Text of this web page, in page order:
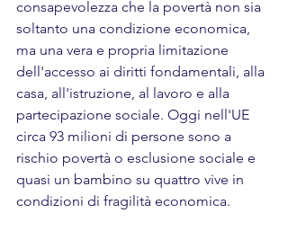
consapevolezza che la povertà non sia
soltanto una condizione economica,
ma una vera e propria limitazione
dell'accesso ai diritti fondamentali, alla
casa, all'istruzione, al lavoro e alla
partecipazione sociale. Oggi nell'UE
circa 93 milioni di persone sono a
rischio povertà o esclusione sociale e
quasi un bambino su quattro vive in
condizioni di fragilità economica.